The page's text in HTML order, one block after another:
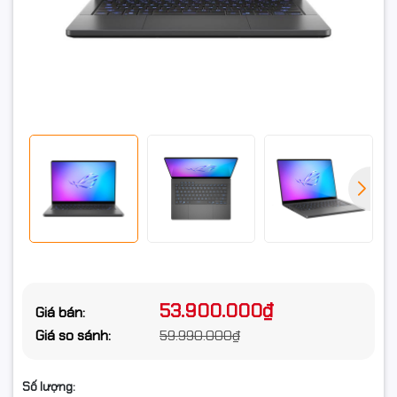
Giá bán: 53.900.000₫
Giá so sánh: 59.990.000₫
Số lượng:
Chuẩn giao
tiếp ổ cứng
M.2 NVMe PCIe
Card màn hình
Card đồ họa Nvidia GeForce RTX 5060 8GB GDDR7
Card tích hợp VGA Nvidia
Màn hình
Độ phân giải 3K (2880 x 1800) OLED 16:10 aspect ratio